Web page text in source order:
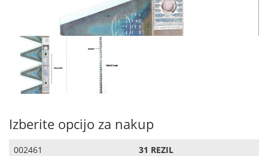
Izberite opcijo za nakup
002461 31 REZIL